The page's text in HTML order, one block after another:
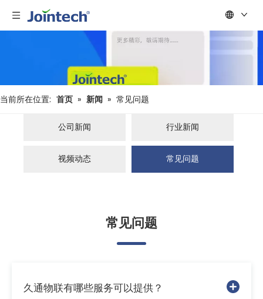
当前所在位置: 首页 » 新闻 » 常见问题
公司新闻 行业新闻
视频动态 常见问题
常见问题
久通物联有哪些服务可以提供？